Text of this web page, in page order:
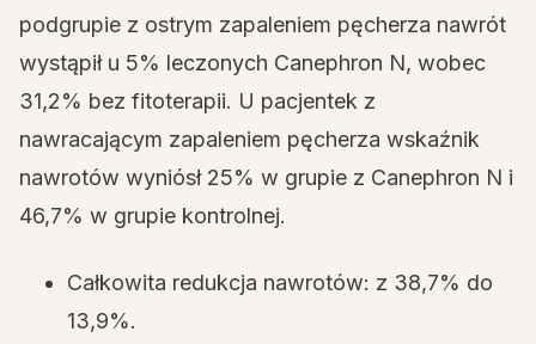
podgrupie z ostrym zapaleniem pęcherza nawrót
wystąpił u 5% leczonych Canephron N, wobec
31,2% bez fitoterapii. U pacjentek z
nawracającym zapaleniem pęcherza wskaźnik
nawrotów wyniósł 25% w grupie z Canephron N i
46,7% w grupie kontrolnej.
Całkowita redukcja nawrotów: z 38,7% do
13,9%.